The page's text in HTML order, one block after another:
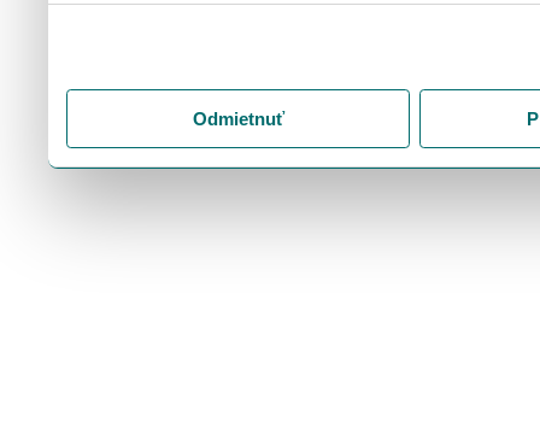
tlačidlo "Prijať všetko"
cookie do vášho
Odmietnuť